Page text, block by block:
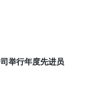
举行年度先进员